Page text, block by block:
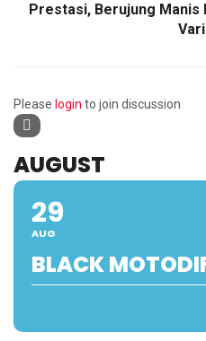
Prestasi, Berujung
Please login to join discussion
AUGUST
29
AUG
BLACK